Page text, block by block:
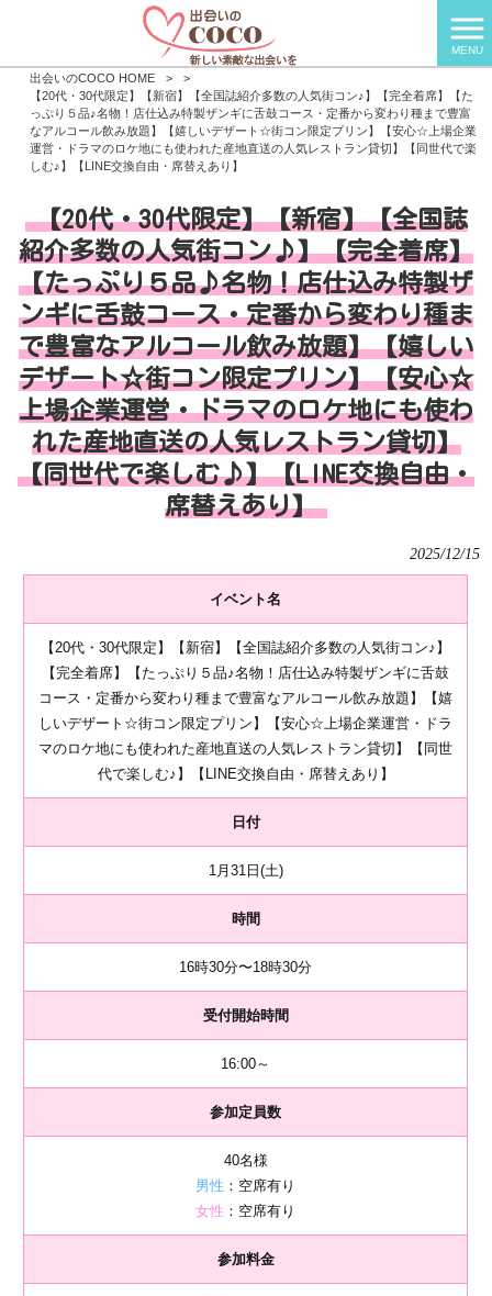
MENU
出会いのCOCO HOME >
>
【20代・30代限定】【新宿】【全国誌紹介多数の人気街コン♪】【完全着席】【た
っぷり５品♪名物！店仕込み特製ザンギに舌鼓コース・定番から変わり種まで豊富
なアルコール飲み放題】【嬉しいデザート☆街コン限定プリン】【安心☆上場企業
運営・ドラマのロケ地にも使われた産地直送の人気レストラン貸切】【同世代で楽
しむ♪】【LINE交換自由・席替えあり】
【20代・30代限定】【新宿】【全国誌
紹介多数の人気街コン♪】【完全着席】
【たっぷり５品♪名物！店仕込み特製ザ
ンギに舌鼓コース・定番から変わり種ま
で豊富なアルコール飲み放題】【嬉しい
デザート☆街コン限定プリン】【安心☆
上場企業運営・ドラマのロケ地にも使わ
れた産地直送の人気レストラン貸切】
【同世代で楽しむ♪】【LINE交換自由・
席替えあり】
2025/12/15
イベント名
【20代・30代限定】【新宿】【全国誌紹介多数の人気街コン♪】
【完全着席】【たっぷり５品♪名物！店仕込み特製ザンギに舌鼓
コース・定番から変わり種まで豊富なアルコール飲み放題】【嬉
しいデザート☆街コン限定プリン】【安心☆上場企業運営・ドラ
マのロケ地にも使われた産地直送の人気レストラン貸切】【同世
代で楽しむ♪】【LINE交換自由・席替えあり】
日付
1月31日(土)
時間
16時30分〜18時30分
受付開始時間
16:00～
参加定員数
40名様
男性 ：空席有り
女性 ：空席有り
参加料金